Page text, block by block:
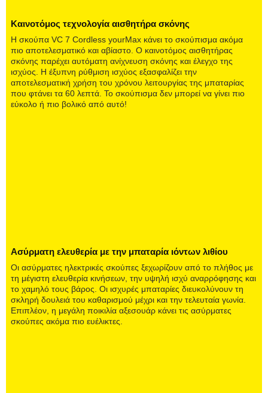
Καινοτόμος τεχνολογία αισθητήρα σκόνης
Η σκούπα VC 7 Cordless yourMax κάνει το σκούπισμα ακόμα
πιο αποτελεσματικό και αβίαστο. Ο καινοτόμος αισθητήρας
σκόνης παρέχει αυτόματη ανίχνευση σκόνης και έλεγχο της
ισχύος. Η έξυπνη ρύθμιση ισχύος εξασφαλίζει την
αποτελεσματική χρήση του χρόνου λειτουργίας της μπαταρίας
που φτάνει τα 60 λεπτά. Το σκούπισμα δεν μπορεί να γίνει πιο
εύκολο ή πιο βολικό από αυτό!
Ασύρματη ελευθερία με την μπαταρία ιόντων λιθίου
Οι ασύρματες ηλεκτρικές σκούπες ξεχωρίζουν από το πλήθος με
τη μέγιστη ελευθερία κινήσεων, την υψηλή ισχύ αναρρόφησης και
το χαμηλό τους βάρος. Οι ισχυρές μπαταρίες διευκολύνουν τη
σκληρή δουλειά του καθαρισμού μέχρι και την τελευταία γωνία.
Επιπλέον, η μεγάλη ποικιλία αξεσουάρ κάνει τις ασύρματες
σκούπες ακόμα πιο ευέλικτες.